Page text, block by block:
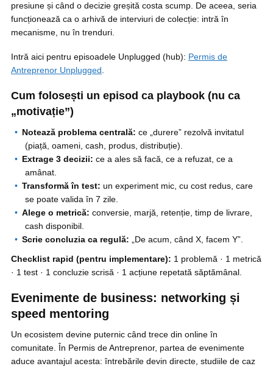
presiune și când o decizie greșită costa scump. De aceea, seria
funcționează ca o arhivă de interviuri de colecție: intră în
mecanisme, nu în trenduri.
Intră aici pentru episoadele Unplugged (hub): Permis de
Antreprenor Unplugged.
Cum folosești un episod ca playbook (nu ca
„motivație”)
Notează problema centrală: ce „durere” rezolvă invitatul
(piață, oameni, cash, produs, distribuție).
Extrage 3 decizii: ce a ales să facă, ce a refuzat, ce a
amânat.
Transformă în test: un experiment mic, cu cost redus, care
se poate valida în 7 zile.
Alege o metrică: conversie, marjă, retenție, timp de livrare,
cash disponibil.
Scrie concluzia ca regulă: „De acum, când X, facem Y”.
Checklist rapid (pentru implementare): 1 problemă · 1 metrică
· 1 test · 1 concluzie scrisă · 1 acțiune repetată săptămânal.
Evenimente de business: networking și
speed mentoring
Un ecosistem devine puternic când trece din online în
comunitate. În Permis de Antreprenor, partea de evenimente
aduce avantajul acesta: întrebările devin directe, studiile de caz